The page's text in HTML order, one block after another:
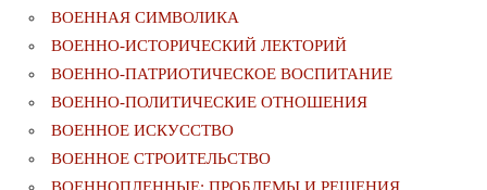
ВОЕННАЯ СИМВОЛИКА
ВОЕННО-ИСТОРИЧЕСКИЙ ЛЕКТОРИЙ
ВОЕННО-ПАТРИОТИЧЕСКОЕ ВОСПИТАНИЕ
ВОЕННО-ПОЛИТИЧЕСКИE ОТНОШЕНИЯ
ВОЕННОЕ ИСКУССТВО
ВОЕННОЕ СТРОИТЕЛЬСТВО